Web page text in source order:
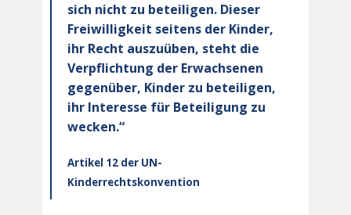
sich nicht zu beteiligen. Dieser
Freiwilligkeit seitens der Kinder,
ihr Recht auszuüben, steht die
Verpflichtung der Erwachsenen
gegenüber, Kinder zu beteiligen,
ihr Interesse für Beteiligung zu
wecken.“
Artikel 12 der UN-
Kinderrechtskonvention